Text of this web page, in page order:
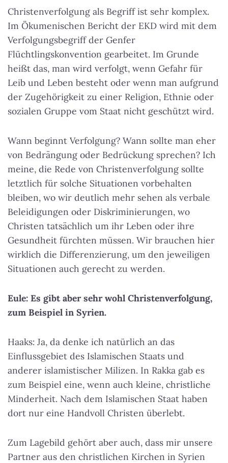
Christenverfolgung als Begriff ist sehr komplex.
Im Ökumenischen Bericht der EKD wird mit dem
Verfolgungsbegriff der Genfer
Flüchtlingskonvention gearbeitet. Im Grunde
heißt das, man wird verfolgt, wenn Gefahr für
Leib und Leben besteht oder wenn man aufgrund
der Zugehörigkeit zu einer Religion, Ethnie oder
sozialen Gruppe vom Staat nicht geschützt wird.
Wann beginnt Verfolgung? Wann sollte man eher
von Bedrängung oder Bedrückung sprechen? Ich
meine, die Rede von Christenverfolgung sollte
letztlich für solche Situationen vorbehalten
bleiben, wo wir deutlich mehr sehen als verbale
Beleidigungen oder Diskriminierungen, wo
Christen tatsächlich um ihr Leben oder ihre
Gesundheit fürchten müssen. Wir brauchen hier
wirklich die Differenzierung, um den jeweiligen
Situationen auch gerecht zu werden.
Eule: Es gibt aber sehr wohl Christenverfolgung,
zum Beispiel in Syrien.
Haaks: Ja, da denke ich natürlich an das
Einflussgebiet des Islamischen Staats und
anderer islamistischer Milizen. In Rakka gab es
zum Beispiel eine, wenn auch kleine, christliche
Minderheit. Nach dem Islamischen Staat haben
dort nur eine Handvoll Christen überlebt.
Zum Lagebild gehört aber auch, dass mir unsere
Partner aus den christlichen Kirchen in Syrien